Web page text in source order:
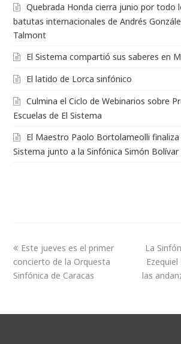
Quebrada Honda cierra junio por todo
batutas internacionales de Andrés
Talmont
El Sistema compartió sus saberes en
El latido de Lorca sinfónico
Culmina el Ciclo de Webinarios sobre
Escuelas de El Sistema
El Maestro Paolo Bortolameolli finaliza
Sistema junto a la Sinfónica Simón Bolívar
Este jueves es el primer
concierto de la Orquesta
Sinfónica de Caracas
La
las